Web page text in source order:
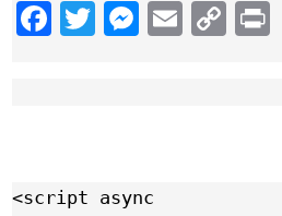
Facebook
TwitterMessenger
EmailCopy
<script async